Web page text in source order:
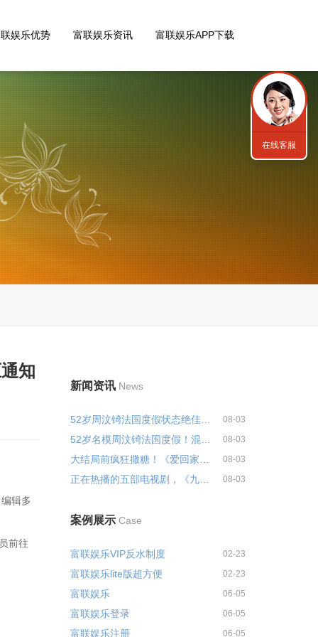
娱乐优势 富联娱乐资讯 富联娱乐APP下载
知
辑多
前往
新闻资讯 News
52岁周汶锜法国度假状态绝佳！混... 08-03
08-03
08-03
正在热播的五部电视剧，《九门》... 08-03
案例展示 Case
富联娱乐VIP反水制度 02-23
富联娱乐lite版超方便 02-23
富联娱乐 06-05
富联娱乐登录 06-05
富联娱乐注册 06-05
在线客服